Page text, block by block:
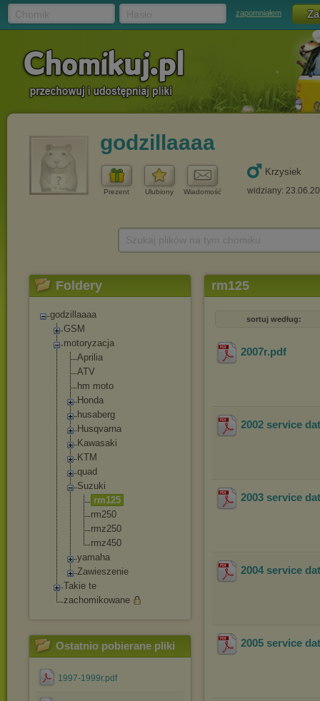
zapomniałem
godzillaaaa
Prezent Ulubiony Wiadomość
Krzysiek
widziany:
Foldery
godzillaaaa
GSM
motoryzacja
Aprilia
ATV
hm moto
Honda
husaberg
Husqvarna
Kawasaki
KTM
quad
Suzuki
rm125
rm250
rmz250
rmz450
yamaha
Zawieszenie
Takie te
zachomikowane
Ostatnio pobierane pliki
1997-1999r.pdf
rm125
sortuj według:
2007r.pdf
2002 service
2003 service
2004 service
2005 service